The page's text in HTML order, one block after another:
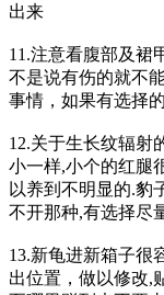
出来
11.注意看腹部及裙
不是说有伤的就不
事情，如果有选择
12.关于生长纹辐射
小一样,小个的红腿
以养到不明显的.豹
不开那种,有选择尽
13.新龟进新箱子很
出位置，做以修改,